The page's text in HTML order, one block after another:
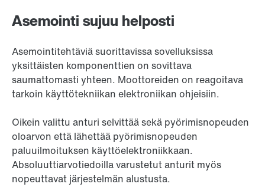
Asemointi sujuu helposti
Asemointitehtäviä suorittavissa sovelluksissa
yksittäisten komponenttien on sovittava
saumattomasti yhteen. Moottoreiden on reagoitava
tarkoin käyttötekniikan elektroniikan ohjeisiin.
Oikein valittu anturi selvittää sekä pyörimisnopeuden
oloarvon että lähettää pyörimisnopeuden
paluuilmoituksen käyttöelektroniikkaan.
Absoluuttiarvotiedoilla varustetut anturit myös
nopeuttavat järjestelmän alustusta.